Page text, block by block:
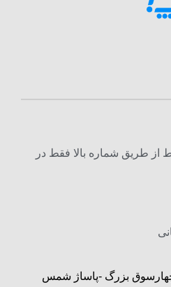
طریق شماره بالا فقط در
-چهارسوق بزرگ -پاساژ شمس